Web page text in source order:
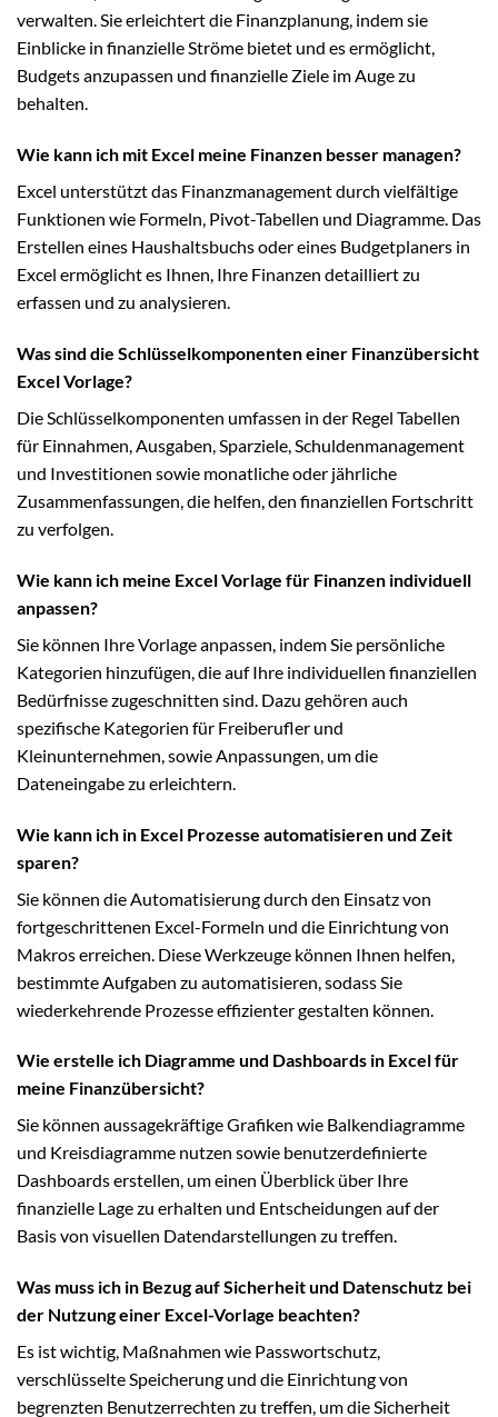
verwalten. Sie erleichtert die Finanzplanung, indem sie
Einblicke in finanzielle Ströme bietet und es ermöglicht,
Budgets anzupassen und finanzielle Ziele im Auge zu
behalten.
Wie kann ich mit Excel meine Finanzen besser managen?
Excel unterstützt das Finanzmanagement durch vielfältige
Funktionen wie Formeln, Pivot-Tabellen und Diagramme. Das
Erstellen eines Haushaltsbuchs oder eines Budgetplaners in
Excel ermöglicht es Ihnen, Ihre Finanzen detailliert zu
erfassen und zu analysieren.
Was sind die Schlüsselkomponenten einer Finanzübersicht
Excel Vorlage?
Die Schlüsselkomponenten umfassen in der Regel Tabellen
für Einnahmen, Ausgaben, Sparziele, Schuldenmanagement
und Investitionen sowie monatliche oder jährliche
Zusammenfassungen, die helfen, den finanziellen Fortschritt
zu verfolgen.
Wie kann ich meine Excel Vorlage für Finanzen individuell
anpassen?
Sie können Ihre Vorlage anpassen, indem Sie persönliche
Kategorien hinzufügen, die auf Ihre individuellen finanziellen
Bedürfnisse zugeschnitten sind. Dazu gehören auch
spezifische Kategorien für Freiberufler und
Kleinunternehmen, sowie Anpassungen, um die
Dateneingabe zu erleichtern.
Wie kann ich in Excel Prozesse automatisieren und Zeit
sparen?
Sie können die Automatisierung durch den Einsatz von
fortgeschrittenen Excel-Formeln und die Einrichtung von
Makros erreichen. Diese Werkzeuge können Ihnen helfen,
bestimmte Aufgaben zu automatisieren, sodass Sie
wiederkehrende Prozesse effizienter gestalten können.
Wie erstelle ich Diagramme und Dashboards in Excel für
meine Finanzübersicht?
Sie können aussagekräftige Grafiken wie Balkendiagramme
und Kreisdiagramme nutzen sowie benutzerdefinierte
Dashboards erstellen, um einen Überblick über Ihre
finanzielle Lage zu erhalten und Entscheidungen auf der
Basis von visuellen Datendarstellungen zu treffen.
Was muss ich in Bezug auf Sicherheit und Datenschutz bei
der Nutzung einer Excel-Vorlage beachten?
Es ist wichtig, Maßnahmen wie Passwortschutz,
verschlüsselte Speicherung und die Einrichtung von
begrenzten Benutzerrechten zu treffen, um die Sicherheit